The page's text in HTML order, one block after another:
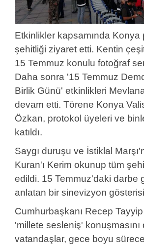
Etkinlikler kapsamında Konya
şehitliği ziyaret etti. Kentin
15 Temmuz konulu fotoğraf
Daha sonra '15 Temmuz
Birlik Günü' etkinlikleri
devam etti. Törene Konya
Özkan, protokol üyeleri ve
katıldı.
Saygı duruşu ve İstiklal
Kuran'ı Kerim okunup tüm
edildi. 15 Temmuz'daki darbe
anlatan bir sinevizyon gösterisi
Cumhurbaşkanı Recep
'millete sesleniş' konuşmasını
vatandaşlar, gece boyu